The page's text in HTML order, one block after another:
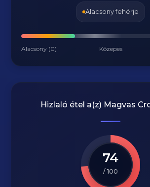
Alacsony fehérje
Alacsony (0) Közepes
Hizlaló étel a(z) Magvas
74
/ 100